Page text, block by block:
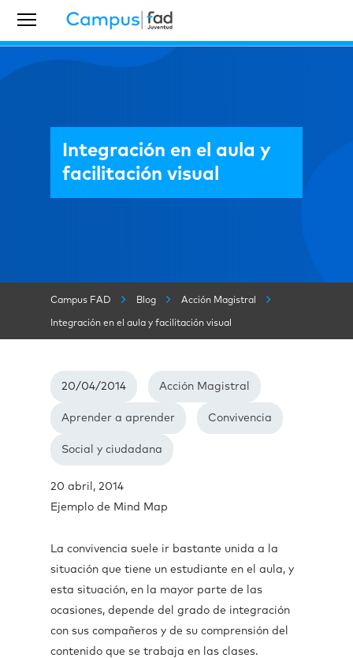
Integración en el aula y
facilitación visual
Campus FAD Blog Acción Magistral
Integración en el aula y facilitación visual
20/04/2014 Acción Magistral
Aprender a aprender Convivencia
Social y ciudadana
20 abril, 2014
Ejemplo de Mind Map
La convivencia suele ir bastante unida a la
situación que tiene un estudiante en el aula, y
esta situación, en la mayor parte de las
ocasiones, depende del grado de integración
con sus compañeros y de su comprensión del
contenido que se trabaja en las clases.